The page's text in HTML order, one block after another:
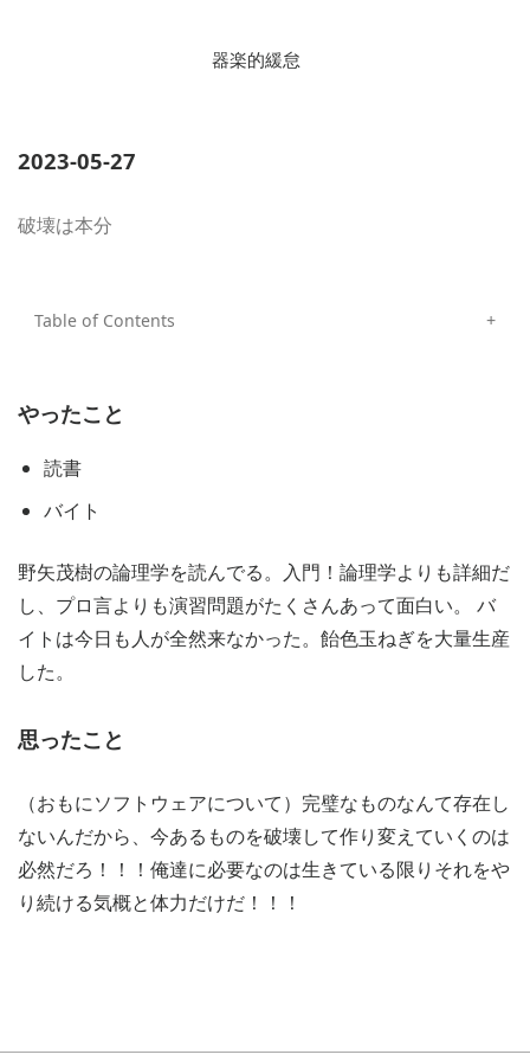
器楽的緩怠
2023-05-27
破壊は本分
やったこと
読書
バイト
野矢茂樹の論理学を読んでる。入門！論理学よりも詳細だ
し、プロ言よりも演習問題がたくさんあって面白い。 バ
イトは今日も人が全然来なかった。飴色玉ねぎを大量生産
した。
思ったこと
（おもにソフトウェアについて）完璧なものなんて存在し
ないんだから、今あるものを破壊して作り変えていくのは
必然だろ！！！俺達に必要なのは生きている限りそれをや
り続ける気概と体力だけだ！！！